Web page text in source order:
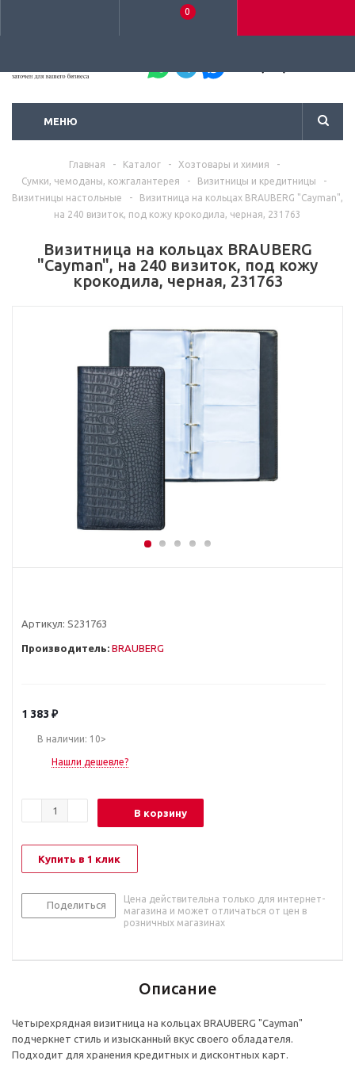
0
МЕНЮ
Главная - Каталог - Хозтовары и химия
-
Сумки, чемоданы, кожгалантерея
- Визитницы и кредитницы
-
Визитницы настольные
-
Визитница на кольцах BRAUBERG "Cayman",
на 240 визиток, под кожу крокодила, черная, 231763
Визитница на кольцах BRAUBERG
"Cayman", на 240 визиток, под кожу
крокодила, черная, 231763
Артикул: S231763
Производитель: BRAUBERG
1 383 ₽
В наличии: 10>
Нашли дешевле?
В корзину
Купить в 1 клик
Поделиться
Цена действительна только для интернет-
магазина и может отличаться от цен в
розничных магазинах
Описание
Четырехрядная визитница на кольцах BRAUBERG "Cayman"
подчеркнет стиль и изысканный вкус своего обладателя.
Подходит для хранения кредитных и дисконтных карт.